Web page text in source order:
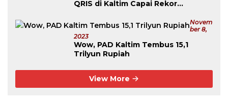
QRIS di Kaltim Capai Rekor
Novem
Ber 8,
2023
Wow, PAD Kaltim Tembus 15,1
Trilyun Rupiah
View More